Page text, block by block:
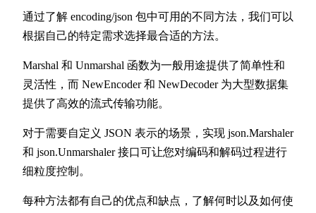
通过了解 encoding/json 包中可用的不同方法，我们可以
根据自己的特定需求选择最合适的方法。
Marshal 和 Unmarshal 函数为一般用途提供了简单性和
灵活性，而 NewEncoder 和 NewDecoder 为大型数据集
提供了高效的流式传输功能。
对于需要自定义 JSON 表示的场景，实现 json.Marshaler
和 json.Unmarshaler 接口可让您对编码和解码过程进行
细粒度控制。
每种方法都有自己的优点和缺点，了解何时以及如何使